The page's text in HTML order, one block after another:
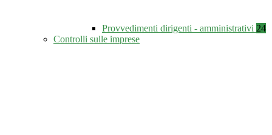
Provvedimenti dirigenti - amministrativi 24
Controlli sulle imprese